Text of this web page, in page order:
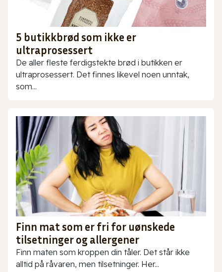
5 butikkbrød som ikke er
ultraprosessert
De aller fleste ferdigstekte brød i butikken er
ultraprosessert. Det finnes likevel noen unntak,
som...
Finn mat som er fri for uønskede
tilsetninger og allergener
Finn maten som kroppen din tåler. Det står ikke
alltid på råvaren, men tilsetninger. Her...